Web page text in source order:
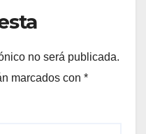
no será publicada.
marcados con *